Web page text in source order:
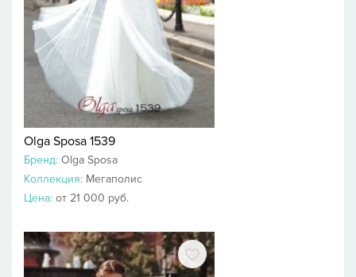
Olga Sposa 1539
Бренд: Olga Sposa
Коллекция: Мегаполис
Цена: от 21 000 руб.